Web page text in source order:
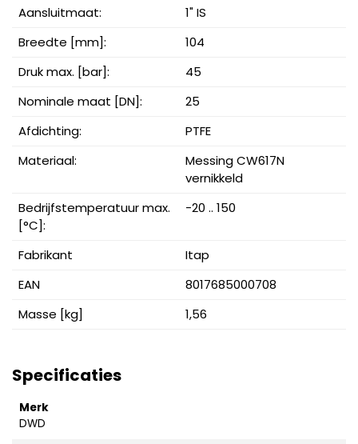
Aansluitmaat:
1" IS
Breedte [mm]:
104
Druk max. [bar]:
45
Nominale maat [DN]:
25
Afdichting:
PTFE
Materiaal:
Messing CW617N
vernikkeld
Bedrijfstemperatuur max.
[°C]:
-20 .. 150
Fabrikant
Itap
EAN
8017685000708
Masse [kg]
1,56
Specificaties
Merk
DWD